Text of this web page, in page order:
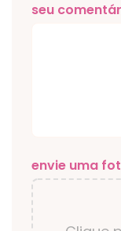
seu
envie uma